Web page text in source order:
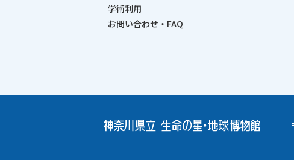
学術利用
お問い合わせ・FAQ